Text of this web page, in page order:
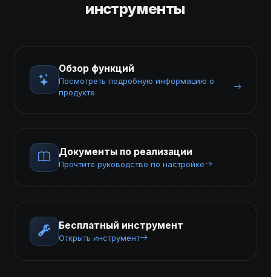
инструменты
Обзор функций
Посмотреть подробную информацию о
продукте
Документы по реализации
Прочтите руководство по настройке
Бесплатный инструмент
Открыть инструмент